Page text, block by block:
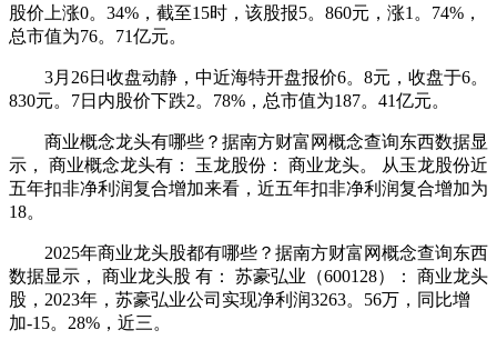
股价上涨0。34%，截至15时，该股报5。860元，涨1。74%，
总市值为76。71亿元。
3月26日收盘动静，中近海特开盘报价6。8元，收盘于6。
830元。7日内股价下跌2。78%，总市值为187。41亿元。
商业概念龙头有哪些？据南方财富网概念查询东西数据显
示， 商业概念龙头有： 玉龙股份： 商业龙头。 从玉龙股份近
五年扣非净利润复合增加来看，近五年扣非净利润复合增加为
18。
2025年商业龙头股都有哪些？据南方财富网概念查询东西
数据显示， 商业龙头股 有： 苏豪弘业（600128）： 商业龙头
股，2023年，苏豪弘业公司实现净利润3263。56万，同比增
加-15。28%，近三。